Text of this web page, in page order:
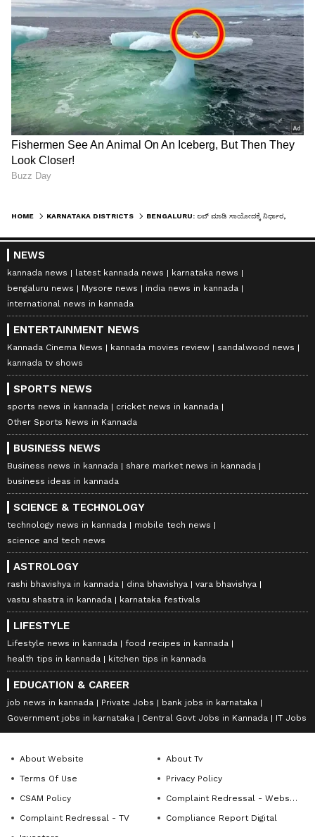
HOME KARNATAKA DISTRICTS
NEWS
kannada news latest kannada news
karnataka news
bengaluru news
Mysore news
india news in kannada
international news in kannada
ENTERTAINMENT NEWS
Kannada Cinema News kannada movies review
sandalwood news
kannada tv shows
SPORTS NEWS
sports news in kannada
cricket news in kannada
Other Sports News in Kannada
BUSINESS NEWS
Business news in kannada
share market news in kannada
business ideas in kannada
SCIENCE & TECHNOLOGY
technology news in kannada
mobile tech news
science and tech news
ASTROLOGY
rashi bhavishya in kannada dina bhavishya
vara bhavishya
vastu shastra in kannada
karnataka festivals
LIFESTYLE
Lifestyle news in kannada
food recipes in kannada
health tips in kannada
kitchen tips in kannada
EDUCATION & CAREER
job news in kannada Private Jobs
bank jobs in karnataka
Government jobs in karnataka
Central Govt Jobs in Kannada IT Jobs
About Website
About Tv
Terms Of Use
Privacy Policy
CSAM Policy
Complaint Redressal - Website
Complaint Redressal - TV
Compliance Report Digital